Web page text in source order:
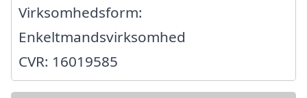
Virksomhedsform:
Enkeltmandsvirksomhed
CVR: 16019585